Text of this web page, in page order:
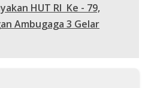
HUT RI Ke - 79,
Ambugaga 3 Gelar